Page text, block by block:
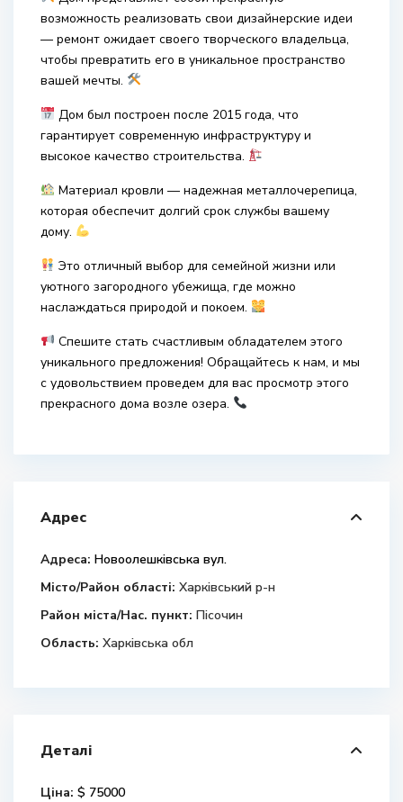
возможность реализовать свои дизайнерские идеи
— ремонт ожидает своего творческого владельца,
чтобы превратить его в уникальное пространство
вашей мечты.
Дом был построен после 2015 года, что
гарантирует современную инфраструктуру и
высокое качество строительства.
Материал кровли — надежная металлочерепица,
которая обеспечит долгий срок службы вашему
дому.
Это отличный выбор для семейной жизни или
уютного загородного убежища, где можно
наслаждаться природой и покоем.
Спешите стать счастливым обладателем этого
уникального предложения! Обращайтесь к нам, и мы
с удовольствием проведем для вас просмотр этого
прекрасного дома возле озера.
Адрес
Адреса: Новоолешківська вул.
Місто/Район області: Харківський р-н
Район міста/Нас. пункт: Пісочин
Область: Харківська обл
Деталі
Ціна: $ 75000